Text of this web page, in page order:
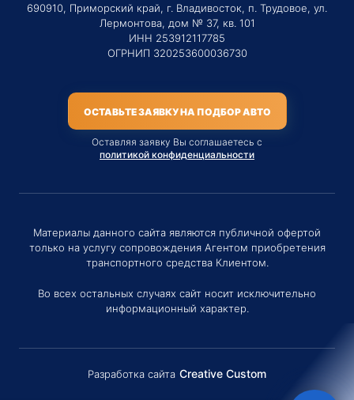
690910, Приморский край, г. Владивосток, п. Трудовое, ул.
Лермонтова, дом № 37, кв. 101
ИНН 253912117785
ОГРНИП 320253600036730
ОСТАВЬТЕ ЗАЯВКУ НА ПОДБОР АВТО
Оставляя заявку Вы соглашаетесь с
политикой конфиденциальности
Материалы данного сайта являются публичной офертой
только на услугу сопровождения Агентом приобретения
транспортного средства Клиентом.
Во всех остальных случаях сайт носит исключительно
информационный характер.
Разработка сайта Creative Custom